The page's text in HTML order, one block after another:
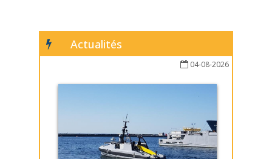
Actualités
04-08-2026